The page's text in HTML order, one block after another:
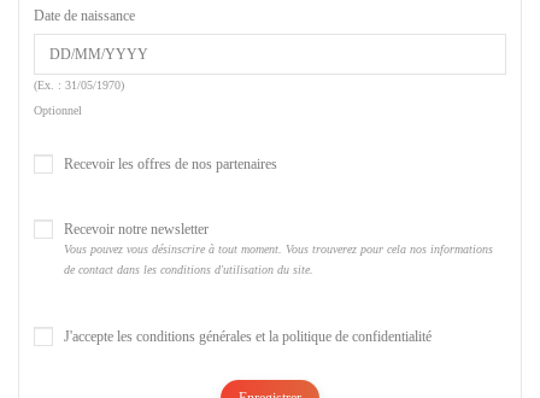
Date de naissance
(Ex. : 31/05/1970)
Optionnel
Recevoir les offres de nos partenaires
Recevoir notre newsletter
Vous pouvez vous désinscrire à tout moment. Vous trouverez pour cela nos informations
de contact dans les conditions d'utilisation du site.
J'accepte les conditions générales et la politique de confidentialité